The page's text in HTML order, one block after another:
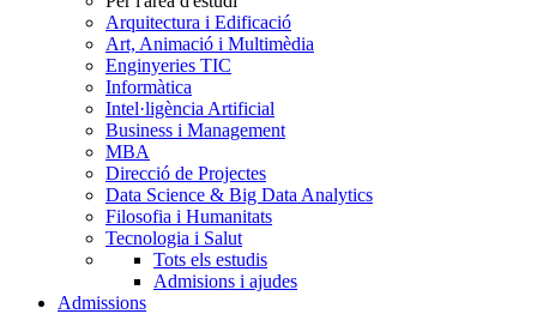
Arquitectura i Edificació
Art, Animació i Multimèdia
Enginyeries TIC
Informàtica
Intel·ligència Artificial
Business i Management
MBA
Direcció de Projectes
Data Science & Big Data Analytics
Filosofia i Humanitats
Tecnologia i Salut
Tots els estudis
Admisions i ajudes
Admissions